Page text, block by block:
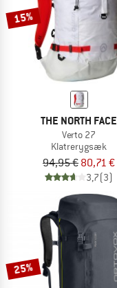
15%
THE NORTH FACE
Verto 27
Klatrerygsæk
94,95 € 80,71 €
3,7(3)
25%